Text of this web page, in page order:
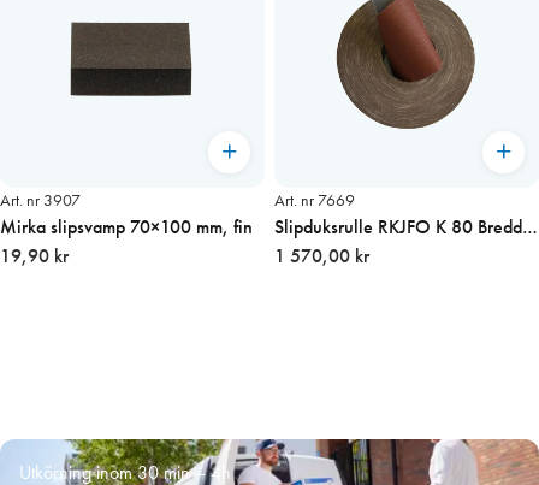
Art. nr 3907
Mirka slipsvamp 70×100 mm, fin
19,90 kr
Art. nr 7669
Slipduksrulle RKJFO K 80 Bredd
100 mm 50 m/r
1 570,00 kr
Utkörning inom 30 min – 4h